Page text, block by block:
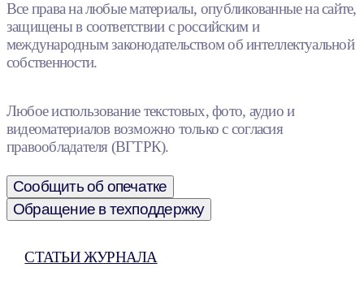
Все права на любые материалы, опубликованные на сайте,
защищены в соответствии с российским и
международным законодательством об интеллектуальной
собственности.
Любое использование текстовых, фото, аудио и
видеоматериалов возможно только с согласия
правообладателя (ВГТРК).
Сообщить об опечатке
Обращение в техподдержку
СТАТЬИ ЖУРНАЛА